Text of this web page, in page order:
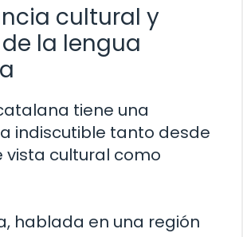
cultural y
la lengua
tiene una
indiscutible tanto desde
vista cultural como
hablada en una región